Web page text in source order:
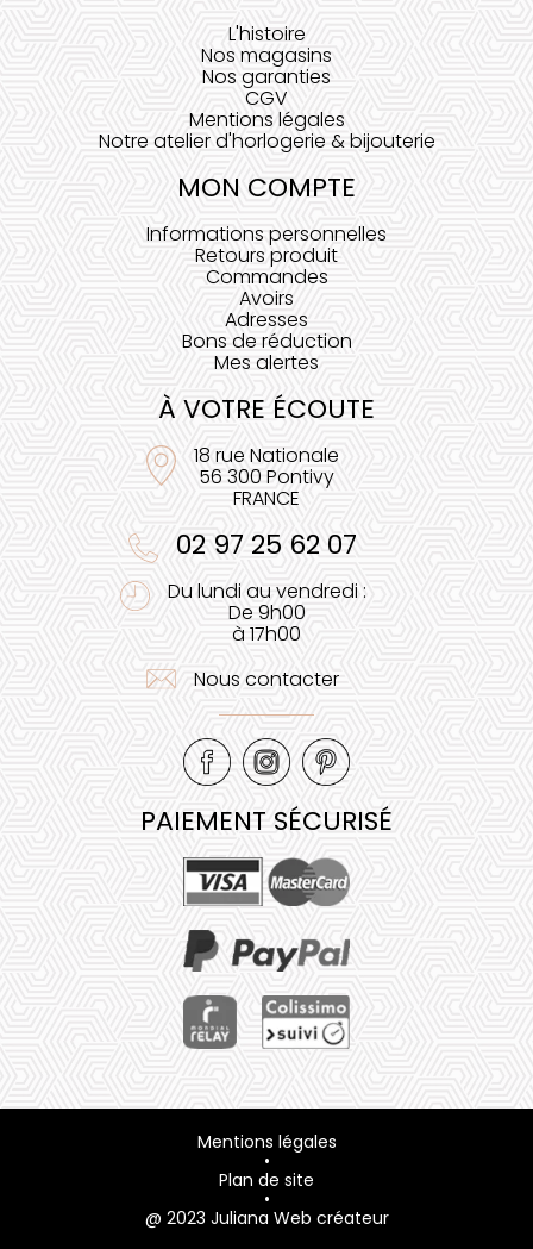
L'histoire
Nos magasins
Nos garanties
CGV
Mentions légales
Notre atelier d'horlogerie & bijouterie
MON COMPTE
Informations personnelles
Retours produit
Commandes
Avoirs
Adresses
Bons de réduction
Mes alertes
À VOTRE ÉCOUTE
18 rue Nationale
56 300 Pontivy
FRANCE
02 97 25 62 07
Du lundi au vendredi :
De 9h00
à 17h00
Nous contacter
PAIEMENT SÉCURISÉ
Mentions légales
•
Plan de site
•
@ 2023 Juliana Web créateur